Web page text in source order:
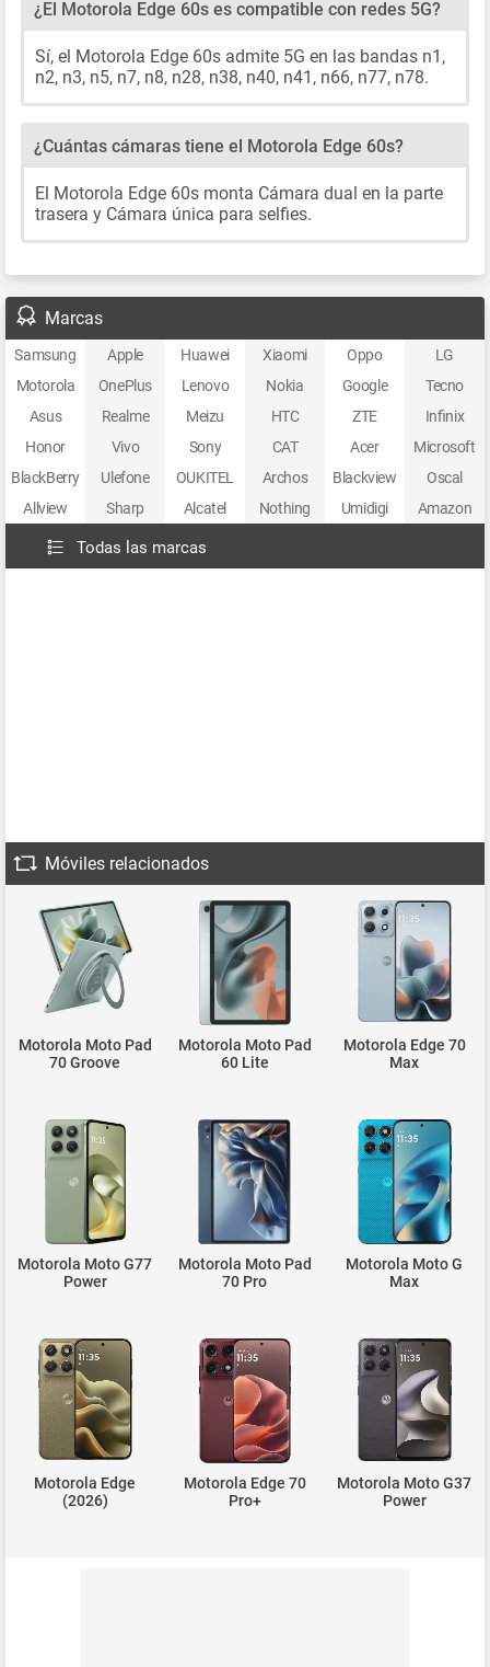
¿El Motorola Edge 60s es compatible con redes 5G?
Sí, el Motorola Edge 60s admite 5G en las bandas n1,
n2, n3, n5, n7, n8, n28, n38, n40, n41, n66, n77, n78.
¿Cuántas cámaras tiene el Motorola Edge 60s?
El Motorola Edge 60s monta Cámara dual en la parte
trasera y Cámara única para selfies.
Marcas
Samsung Apple Huawei Xiaomi Oppo
LG
Motorola
OnePlus Lenovo Nokia Google
Tecno
Asus
Realme Meizu HTC ZTE
Infinix
Honor
Vivo Sony CAT Acer
Microsoft
BlackBerry
Ulefone OUKITEL Archos Blackview
Oscal
Allview
Sharp Alcatel Nothing Umidigi Amazon
Todas las marcas
Móviles relacionados
Motorola Moto Pad
70 Groove
Motorola Moto Pad
60 Lite
Motorola Edge 70
Max
Motorola Moto G77
Power
Motorola Moto Pad
70 Pro
Motorola Moto G
Max
Motorola Edge
(2026)
Motorola Edge 70
Pro+
Motorola Moto G37
Power